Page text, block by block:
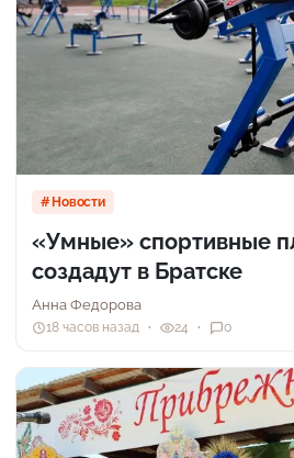
Новости
«Умные» спортивные
создадут в Братске
Анна Федорова
18 часов назад 24 0